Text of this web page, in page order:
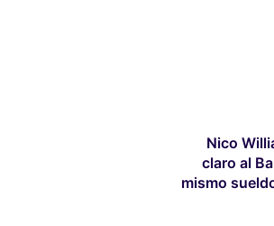
Nico
claro al
mismo